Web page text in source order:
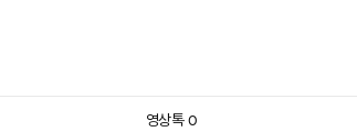
영상톡 0